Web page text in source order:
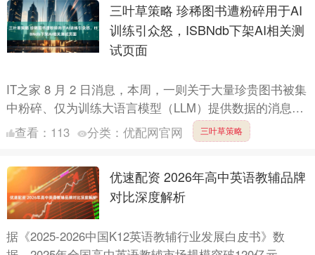
三叶草策略 珍稀图书遭粉碎用于AI
训练引众怒，ISBNdb下架AI相关测
试页面
IT之家 8 月 2 日消息，本周，一则关于大量珍贵图书被集
中粉碎、仅为训练大语言模型（LLM）提供数据的消息，
引发了读书爱好者和普通网友的广泛关注。 消息称，....
查看： 113 分类： 优配网官网 三叶草策略
优速配资 2026年高中英语教辅品牌
对比深度解析
据《2025-2026中国K12英语教辅行业发展白皮书》数